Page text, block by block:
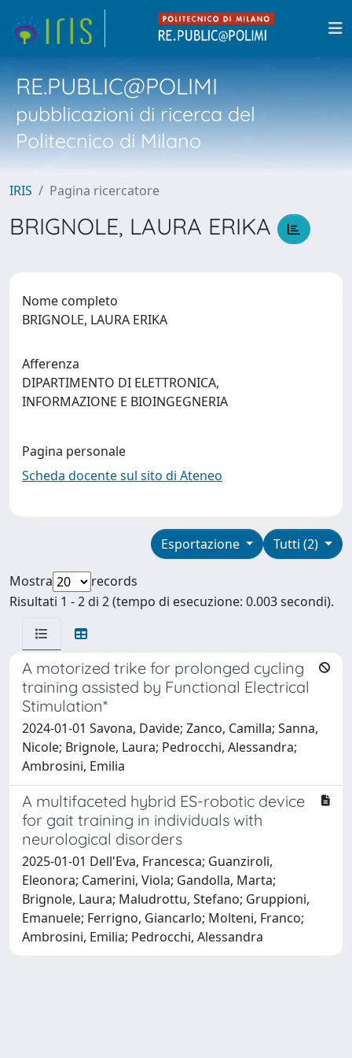
RE.PUBLIC@POLIMI
pubblicazioni di ricerca del
Politecnico di Milano
IRIS Pagina ricercatore
BRIGNOLE, LAURA ERIKA
Nome completo
BRIGNOLE, LAURA ERIKA
Afferenza
DIPARTIMENTO DI ELETTRONICA,
INFORMAZIONE E BIOINGEGNERIA
Pagina personale
Scheda docente sul sito di Ateneo
Tutti (2)
Esportazione
Mostra
records
Risultati 1 - 2 di 2 (tempo di esecuzione: 0.003 secondi).
A motorized trike for prolonged cycling
training assisted by Functional Electrical
Stimulation*
2024-01-01 Savona, Davide; Zanco, Camilla; Sanna,
Nicole; Brignole, Laura; Pedrocchi, Alessandra;
Ambrosini, Emilia
A multifaceted hybrid ES-robotic device
for gait training in individuals with
neurological disorders
2025-01-01 Dell'Eva, Francesca; Guanziroli,
Eleonora; Camerini, Viola; Gandolla, Marta;
Brignole, Laura; Maludrottu, Stefano; Gruppioni,
Emanuele; Ferrigno, Giancarlo; Molteni, Franco;
Ambrosini, Emilia; Pedrocchi, Alessandra